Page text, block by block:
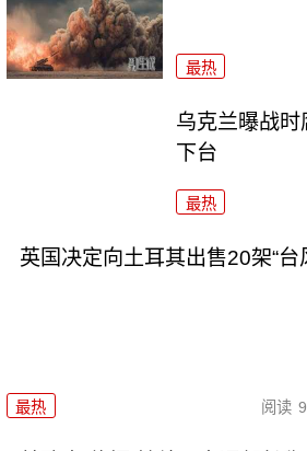
最热
乌克兰曝战
下台
最热
英国决定向土耳其出售20架“台
最热 阅读